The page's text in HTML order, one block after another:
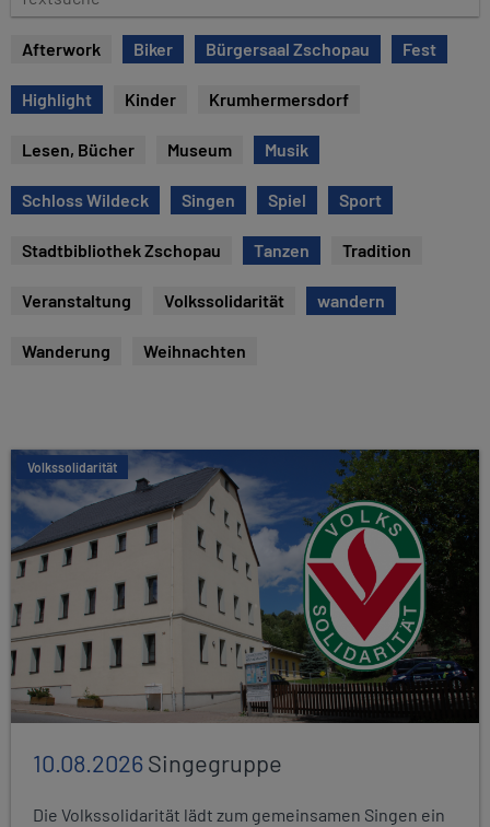
e
s
u
e
Afterwork Biker Bürgersaal Zschopau Fest
Highlight Kinder Krumhermersdorf
Lesen, Bücher Museum Musik
Schloss Wildeck Singen Spiel Sport
Stadtbibliothek Zschopau Tanzen Tradition
Veranstaltung Volkssolidarität wandern
Wanderung Weihnachten
Volkssolidarität
10.08.2026Singegruppe
Die Volkssolidarität lädt zum gemeinsamen Singen ein